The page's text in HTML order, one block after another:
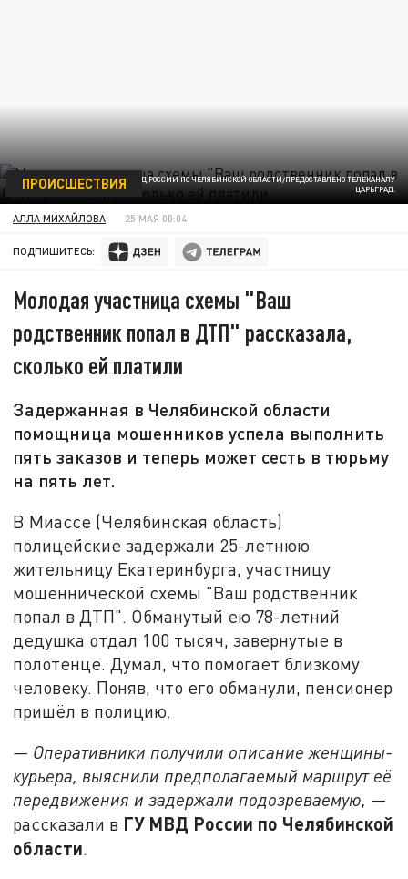
ФОТО: СКРИН ВИДЕО ГУ МВД РОССИИ ПО ЧЕЛЯБИНСКОЙ ОБЛАСТИ/ПРЕДОСТАВЛЕНО ТЕЛЕКАНАЛУ
ЦАРЬГРАД.
ПРОИСШЕСТВИЯ
АЛЛА МИХАЙЛОВА 25 МАЯ 00:04
ПОДПИШИТЕСЬ:
Молодая участница схемы "Ваш
родственник попал в ДТП" рассказала,
сколько ей платили
Задержанная в Челябинской области
помощница мошенников успела выполнить
пять заказов и теперь может сесть в тюрьму
на пять лет.
В Миассе (Челябинская область)
полицейские задержали 25-летнюю
жительницу Екатеринбурга, участницу
мошеннической схемы "Ваш родственник
попал в ДТП". Обманутый ею 78-летний
дедушка отдал 100 тысяч, завернутые в
полотенце. Думал, что помогает близкому
человеку. Поняв, что его обманули, пенсионер
пришёл в полицию.
— Оперативники получили описание женщины-
курьера, выяснили предполагаемый маршрут её
передвижения и задержали подозреваемую, —
рассказали в ГУ МВД России по Челябинской
области.